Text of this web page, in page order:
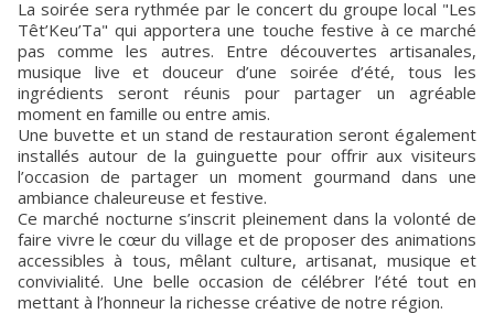
La soirée sera rythmée par le concert du groupe local "Les
Têt’Keu’Ta" qui apportera une touche festive à ce marché
pas comme les autres. Entre découvertes artisanales,
musique live et douceur d’une soirée d’été, tous les
ingrédients seront réunis pour partager un agréable
moment en famille ou entre amis.
Une buvette et un stand de restauration seront également
installés autour de la guinguette pour offrir aux visiteurs
l’occasion de partager un moment gourmand dans une
ambiance chaleureuse et festive.
Ce marché nocturne s’inscrit pleinement dans la volonté de
faire vivre le cœur du village et de proposer des animations
accessibles à tous, mêlant culture, artisanat, musique et
convivialité. Une belle occasion de célébrer l’été tout en
mettant à l’honneur la richesse créative de notre région.